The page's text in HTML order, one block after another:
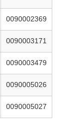
0090002369
0090003171
0090003479
0090005026
0090005027